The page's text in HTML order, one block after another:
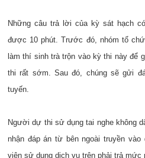
Những câu trả lời của kỳ sát hạch
được 10 phút. Trước đó, nhóm tổ
làm thí sinh trà trộn vào kỳ thi này để
thi rất sớm. Sau đó, chúng sẽ gửi
tuyến.
Người dự thi sử dụng tai nghe không
nhận đáp án từ bên ngoài truyền
viên sử dụng dịch vụ trên phải trả mức